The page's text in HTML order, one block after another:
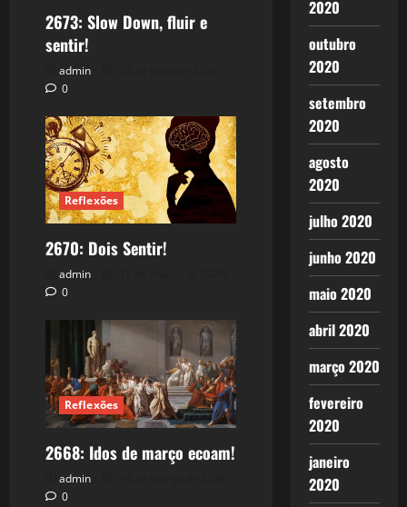
2673: Slow Down, fluir e
sentir!
admin
0
Reflexões
2670: Dois Sentir!
admin
0
Reflexões
2668: Idos de março ecoam!
admin
0
2020
outubro
2020
setembro
2020
agosto
2020
julho 2020
junho 2020
maio 2020
abril 2020
março 2020
fevereiro
2020
janeiro
2020